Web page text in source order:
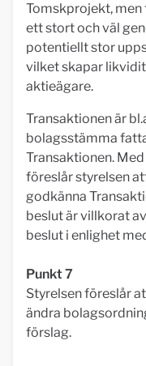
Tomskprojekt,
ett stort och väl
potentiellt stor
vilket skapar
aktieägare.
Transaktionen är
bolagsstämma
Transaktionen.
föreslår styrelsen
godkänna
beslut är villkorat
beslut i enlighet
Punkt 7
Styrelsen föreslår
ändra
förslag.